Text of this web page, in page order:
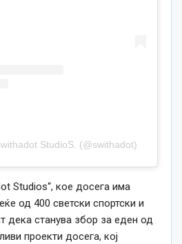
StudioS. (@swithadot)
Studios“, кое досега има
од 400 светски спортски и
дека станува збор за еден од
проекти досега, кој